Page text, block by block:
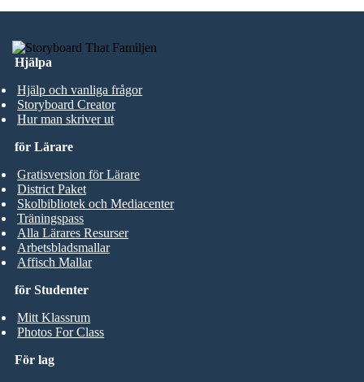
Hjälpa
Hjälp och vanliga frågor
Storyboard Creator
Hur man skriver ut
för Studenter
Mitt Klassrum
Photos For Class
för Lärare
Gratisversion för Lärare
District Paket
Skolbibliotek och Mediacenter
Träningspass
Alla Lärares Resurser
Arbetsbladsmallar
Affisch Mallar
För lag